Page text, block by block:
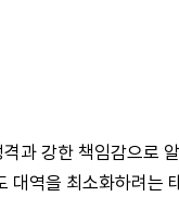
과 강한 책임감으로
대역을 최소화하려는